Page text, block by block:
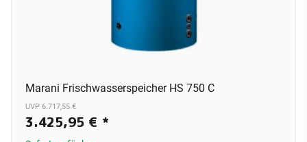
Marani Frischwasserspeicher HS 750 C
UVP 6.717,55 €
3.425,95 € *